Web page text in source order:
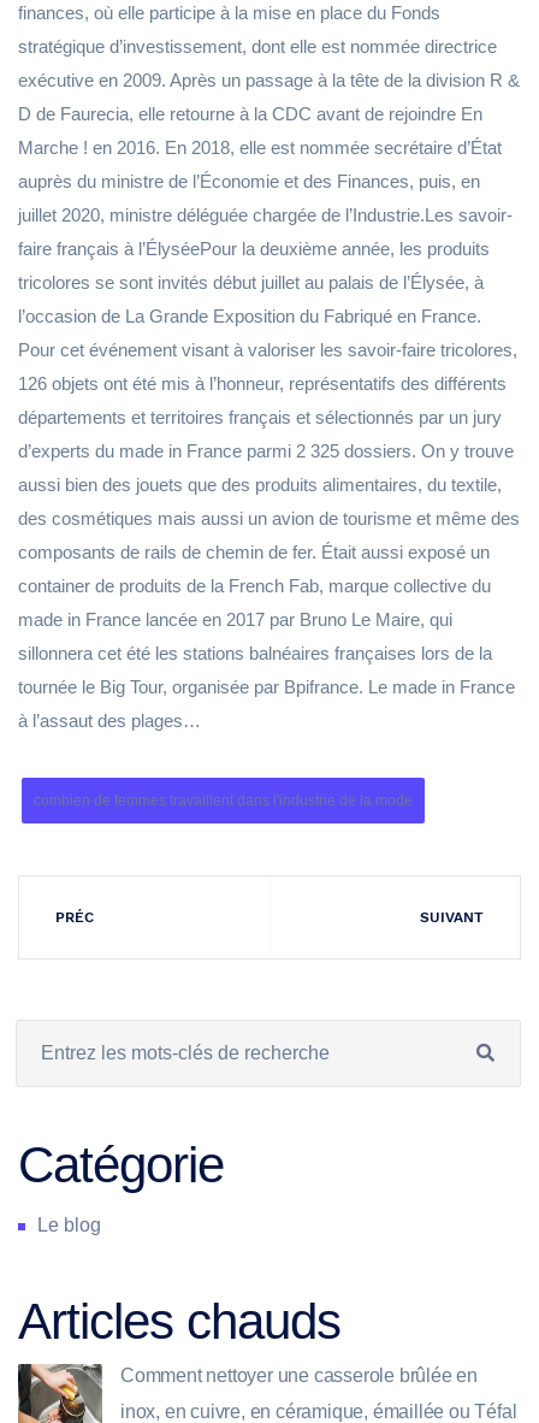
finances, où elle participe à la mise en place du Fonds
stratégique d’investissement, dont elle est nommée directrice
exécutive en 2009. Après un passage à la tête de la division R &
D de Faurecia, elle retourne à la CDC avant de rejoindre En
Marche ! en 2016. En 2018, elle est nommée secrétaire d’État
auprès du ministre de l’Économie et des Finances, puis, en
juillet 2020, ministre déléguée chargée de l’Industrie.Les savoir-
faire français à l’ÉlyséePour la deuxième année, les produits
tricolores se sont invités début juillet au palais de l’Élysée, à
l’occasion de La Grande Exposition du Fabriqué en France.
Pour cet événement visant à valoriser les savoir-faire tricolores,
126 objets ont été mis à l’honneur, représentatifs des différents
départements et territoires français et sélectionnés par un jury
d’experts du made in France parmi 2 325 dossiers. On y trouve
aussi bien des jouets que des produits alimentaires, du textile,
des cosmétiques mais aussi un avion de tourisme et même des
composants de rails de chemin de fer. Était aussi exposé un
container de produits de la French Fab, marque collective du
made in France lancée en 2017 par Bruno Le Maire, qui
sillonnera cet été les stations balnéaires françaises lors de la
tournée le Big Tour, organisée par Bpifrance. Le made in France
à l’assaut des plages…
combien de femmes travaillent dans l'industrie de la mode
PRÉC SUIVANT
Catégorie
Le blog
Articles chauds
Comment nettoyer une casserole brûlée en
inox, en cuivre, en céramique, émaillée ou Téfal